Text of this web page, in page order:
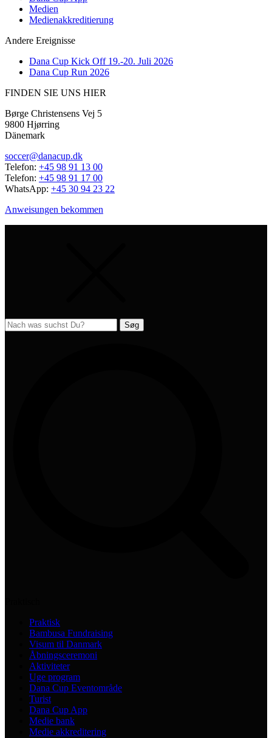
Medien
Medienakkreditierung
Andere Ereignisse
Dana Cup Kick Off 19.-20. Juli 2026
Dana Cup Run 2026
FINDEN SIE UNS HIER
Børge Christensens Vej 5
9800 Hjørring
Dänemark
soccer@danacup.dk
Telefon: +45 98 91 13 00
Telefon: +45 98 91 17 00
WhatsApp: +45 30 94 23 22
Anweisungen bekommen
Praktisk
Bambusa Fundraising
Visum til Danmark
Åbningsceremoni
Aktiviteter
Uge program
Dana Cup Eventområde
Turist
Dana Cup App
Medie bank
Medie akkreditering